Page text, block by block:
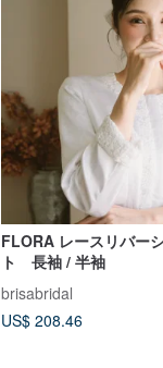
FLORA レースリバー
ト 長袖 / 半袖
brisabridal
US$ 208.46